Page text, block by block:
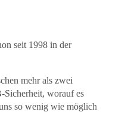
seit 1998 in der
mehr als zwei
Sicherheit, worauf es
so wenig wie möglich